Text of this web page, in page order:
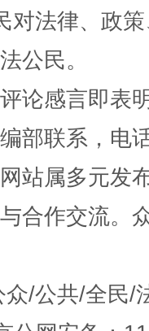
对法律、政
公民。
论感言即表
部联系，电
站属多元发
合作交流。
众/公共/全民/